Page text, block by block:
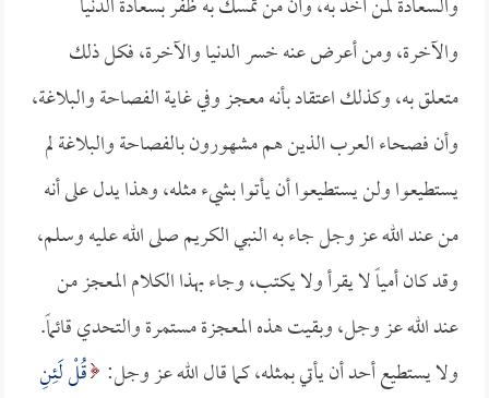
والآخرة، ومن أعرض عنه خسر الدنيا والآخرة، فكل ذلك
متعلق به، وكذلك اعتقاد بأنه معجز وفي غاية الفصاحة والبلاغة،
وأن فصحاء العرب الذين هم مشهورون بالفصاحة والبلاغة لم
يستطيعوا ولن يستطيعوا أن يأتوا بشيء مثله، وهذا يدل على أنه
من عند الله عز وجل جاء به النبي الكريم صلى الله عليه وسلم،
وقد كان أمياً لا يقرأ ولا يكتب، وجاء بهذا الكلام المعجز من
عند الله عز وجل، وبقيت هذه المعجزة مستمرة والتحدي قائماً.
ولا يستطيع أحد أن يأتي بمثله، كما قال الله عز وجل: قُلْ لَئِنِ